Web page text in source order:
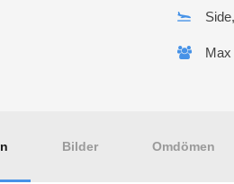
Max
Bilder Omdömen